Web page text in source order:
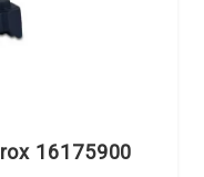
16175900